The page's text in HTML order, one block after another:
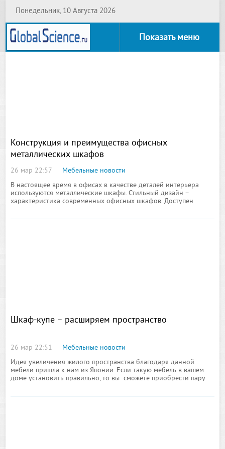
Понедельник, 10 Августа 2026
Показать меню
Конструкция и преимущества офисных
металлических шкафов
26 мар 22:57
Мебельные новости
В настоящее время в офисах в качестве деталей интерьера
используются металлические шкафы. Стильный дизайн –
характеристика современных офисных шкафов. Доступен
шкаф под дизайн любого офиса
Шкаф-купе – расширяем пространство
26 мар 22:51
Мебельные новости
Идея увеличения жилого пространства благодаря данной
мебели пришла к нам из Японии. Если такую мебель в вашем
доме установить правильно, то вы сможете приобрести пару